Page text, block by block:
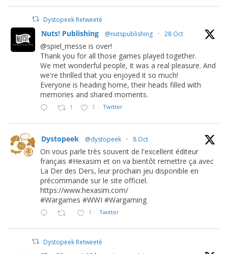
Dystopeek Retweeté
Nuts! Publishing @nutspublishing · 28 Oct
@spiel_messe is over!
Thank you for all those games played together.
We met wonderful people, it was a real pleasure. And
we're thrilled that you enjoyed it so much!
Everyone is heading home, their heads filled with
memories and shared moments.
1 1 Twitter
Dystopeek @dystopeek · 8 Oct
On vous parle très souvent de l'excellent éditeur
français #Hexasim et on va bientôt remettre ça avec
La Der des Ders, leur prochain jeu disponible en
précommande sur le site officiel.
https://www.hexasim.com/
#Wargames #WWI #Wargaming
1 Twitter
Dystopeek Retweeté